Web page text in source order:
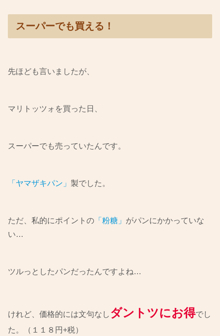
スーパーでも買える！
先ほども言いましたが、
マリトッツォを買った日、
スーパーでも売っていたんです。
「ヤマザキパン」 製でした。
ただ、私的にポイントの 「粉糖」 がパンにかかっていな
い…
ツルっとしたパンだったんですよね…
けれど、価格的には文句なし ダントツにお得でし
た。（１１８円+税）